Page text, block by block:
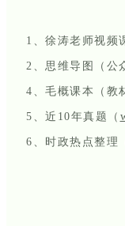
1、徐涛老师视频
2、思维导图（公
4、毛概课本（教
5、近10年真题（
6、时政热点整理